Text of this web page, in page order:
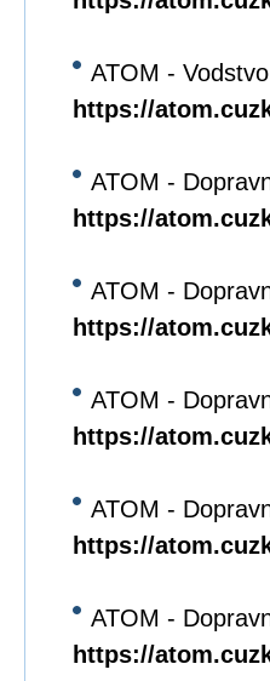
ATOM -
https://
ATOM -
https://
ATOM -
https://
ATOM -
https://
ATOM -
https://
ATOM -
https://